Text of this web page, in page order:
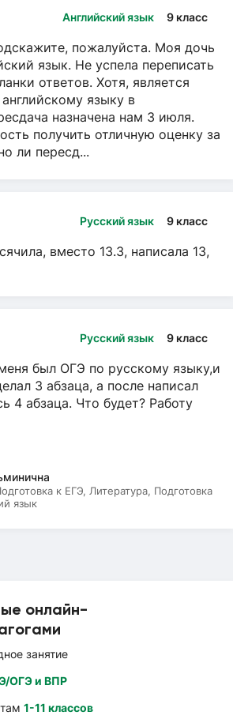
онлайн-
занятие
ОГЭ и ВПР
1-11 классов
Английский язык 9 класс
пожалуйста. Моя дочь
язык. Не успела переписать
ответов. Хотя, является
языку в
назначена нам 3 июля.
получить отличную оценку за
ли пересд...
Русский язык 9 класс
вместо 13.3, написала 13,
Русский язык 9 класс
был ОГЭ по русскому языку,и
3 абзаца, а после написал
4 абзаца. Что будет? Работу
к ЕГЭ, Литература, Подготовка
язык